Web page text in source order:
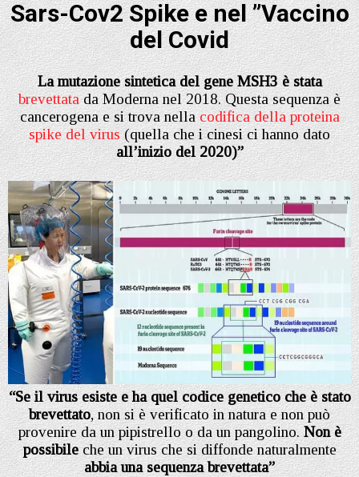
Sars-Cov2 Spike e nel ”Vaccino
del Covid
La mutazione sintetica del gene MSH3 è stata
brevettatada Moderna nel 2018. Questa sequenza è
cancerogena e si trova nellacodifica della proteina
spike del virus(quella che i cinesi ci hanno dato
all’inizio del 2020)”
“Se il virus esiste e ha quel codice genetico che è stato
brevettato, non si è verificato in natura e non può
provenire da un pipistrello o da un pangolino.Non è
possibileche un virus che si diffonde naturalmente
abbia una sequenza brevettata”